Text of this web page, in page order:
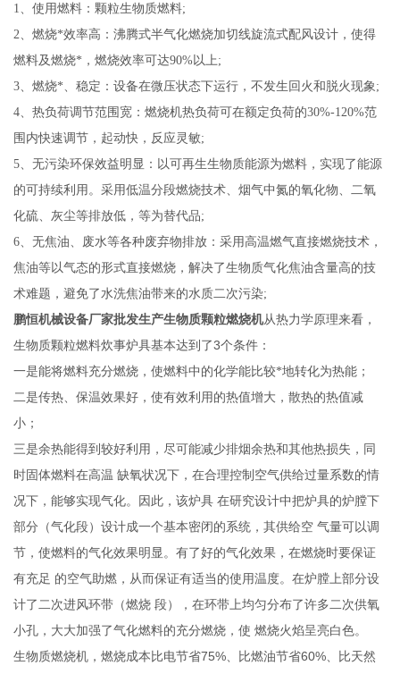
1、使用燃料：颗粒生物质燃料;
2、燃烧*效率高：沸腾式半气化燃烧加切线旋流式配风设计，使得
燃料及燃烧*，燃烧效率可达90%以上;
3、燃烧*、稳定：设备在微压状态下运行，不发生回火和脱火现象;
4、热负荷调节范围宽：燃烧机热负荷可在额定负荷的30%-120%范
围内快速调节，起动快，反应灵敏;
5、无污染环保效益明显：以可再生生物质能源为燃料，实现了能源
的可持续利用。采用低温分段燃烧技术、烟气中氮的氧化物、二氧
化硫、灰尘等排放低，等为替代品;
6、无焦油、废水等各种废弃物排放：采用高温燃气直接燃烧技术，
焦油等以气态的形式直接燃烧，解决了生物质气化焦油含量高的技
术难题，避免了水洗焦油带来的水质二次污染;
鹏恒机械设备厂家批发生产生物质颗粒燃烧机从热力学原理来看，
生物质颗粒燃料炊事炉具基本达到了3个条件：
一是能将燃料充分燃烧，使燃料中的化学能比较*地转化为热能；
二是传热、保温效果好，使有效利用的热值增大，散热的热值减
小；
三是余热能得到较好利用，尽可能减少排烟余热和其他热损失，同
时固体燃料在高温 缺氧状况下，在合理控制空气供给过量系数的情
况下，能够实现气化。因此，该炉具 在研究设计中把炉具的炉膛下
部分（气化段）设计成一个基本密闭的系统，其供给空 气量可以调
节，使燃料的气化效果明显。有了好的气化效果，在燃烧时要保证
有充足 的空气助燃，从而保证有适当的使用温度。在炉膛上部分设
计了二次进风环带（燃烧 段），在环带上均匀分布了许多二次供氧
小孔，大大加强了气化燃料的充分燃烧，使 燃烧火焰呈亮白色。
生物质燃烧机，燃烧成本比电节省75%、比燃油节省60%、比天然